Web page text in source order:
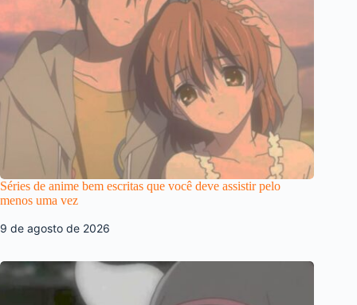
Séries de anime bem escritas que você deve assistir pelo
menos uma vez
9 de agosto de 2026